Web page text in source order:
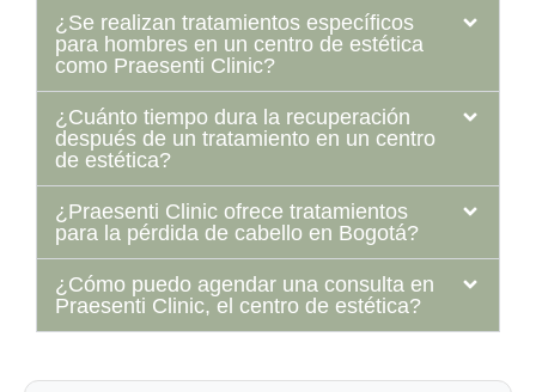
¿Se realizan tratamientos específicos
para hombres en un centro de estética
como Praesenti Clinic?
¿Cuánto tiempo dura la recuperación
después de un tratamiento en un centro
de estética?
¿Praesenti Clinic ofrece tratamientos
para la pérdida de cabello en Bogotá?
¿Cómo puedo agendar una consulta en
Praesenti Clinic, el centro de estética?